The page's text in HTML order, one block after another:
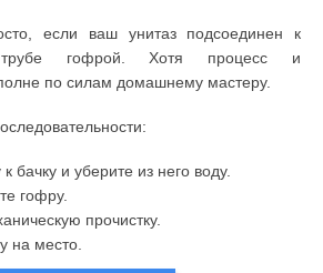
если ваш унитаз подсоединен к
трубе гофрой. Хотя процесс и
по силам домашнему мастеру.
бачку и уберите из него воду.
гофру.
прочистку.
на место.